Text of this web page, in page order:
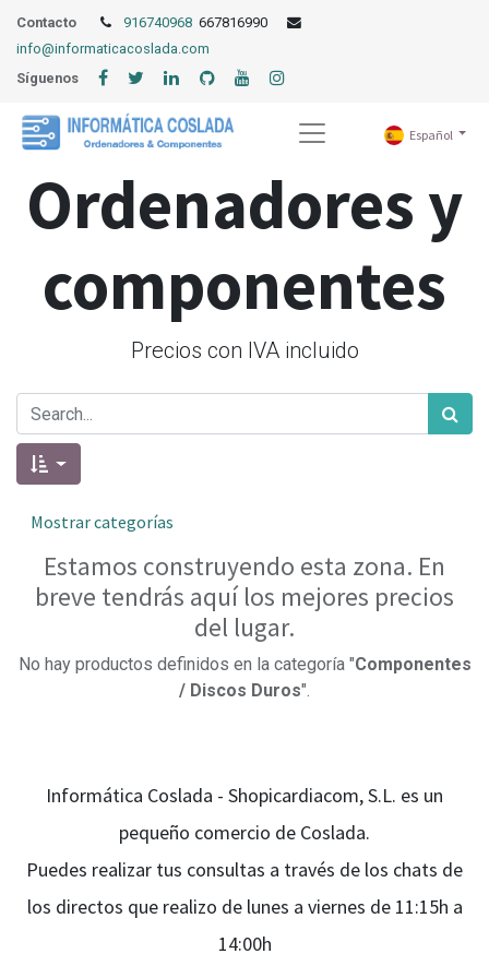
Contacto 916740968 667816990
info@informaticacoslada.com
Síguenos
Español
Ordenadores y
componentes
Precios con IVA incluido
Mostrar categorías
Estamos construyendo esta zona. En
breve tendrás aquí los mejores precios
del lugar.
No hay productos definidos en la categoría "Componentes
/ Discos Duros".
Informática Coslada - Shopicardiacom, S.L. es un
pequeño comercio de Coslada.
Puedes realizar tus consultas a través de los chats de
los directos que realizo de lunes a viernes de 11:15h a
14:00h